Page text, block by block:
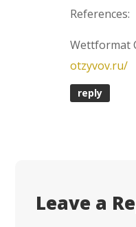
References:
Wettformat
otzyvov.ru/
reply
Leave a